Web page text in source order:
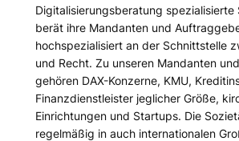
Digitalisierungsberatung spezialisierte
berät ihre Mandanten und
hochspezialisiert an der Schnittstelle
und Recht. Zu unseren Mandanten
gehören DAX-Konzerne, KMU,
Finanzdienstleister jeglicher Größe,
Einrichtungen und Startups. Die
regelmäßig in auch internationalen